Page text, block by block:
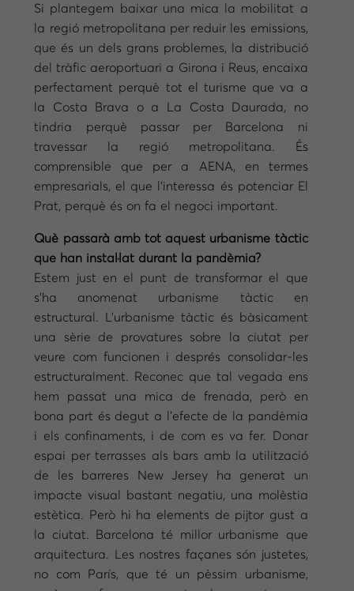
Si plantegem baixar una mica la mobilitat a
la regió metropolitana per reduir les emissions,
que és un dels grans problemes, la distribució
del tràfic aeroportuari a Girona i Reus, encaixa
perfectament perquè tot el turisme que va a
la Costa Brava o a La Costa Daurada, no
tindria perquè passar per Barcelona ni
travessar la regió metropolitana. És
comprensible que per a AENA, en termes
empresarials, el que l’interessa és potenciar El
Prat, perquè és on fa el negoci important.
Què passarà amb tot aquest urbanisme tàctic
que han instal·lat durant la pandèmia?
Estem just en el punt de transformar el que
s’ha anomenat urbanisme tàctic en
estructural. L’urbanisme tàctic és bàsicament
una sèrie de provatures sobre la ciutat per
veure com funcionen i després consolidar-les
estructuralment. Reconec que tal vegada ens
hem passat una mica de frenada, però en
bona part és degut a l’efecte de la pandèmia
i els confinaments, i de com es va fer. Donar
espai per terrasses als bars amb la utilització
de les barreres New Jersey ha generat un
impacte visual bastant negatiu, una molèstia
estètica. Però hi ha elements de pijtor gust a
la ciutat. Barcelona té millor urbanisme que
arquitectura. Les nostres façanes són justetes,
no com París, que té un pèssim urbanisme,